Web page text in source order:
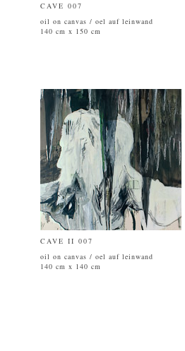
CAVE 007
oil on canvas / oel auf leinwand
140 cm x 150 cm
CAVE II 007
oil on canvas / oel auf leinwand
140 cm x 140 cm